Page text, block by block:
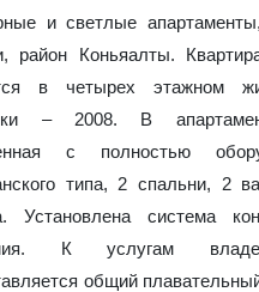
и светлые
район Коньяалты.
в четырех этажном
– 2008. В
с полностью
типа, 2 спальни, 2
Установлена система
К услугам
общий